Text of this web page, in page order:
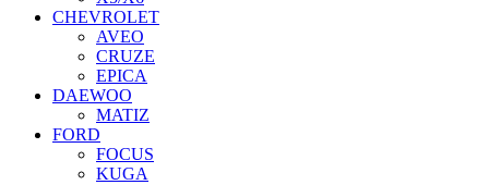
CHEVROLET
AVEO
CRUZE
EPICA
DAEWOO
MATIZ
FORD
FOCUS
KUGA